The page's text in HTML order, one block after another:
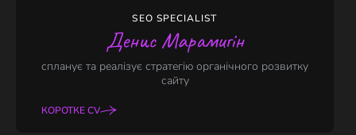
SEO SPECIALIST
Денис Марамигін
спланує та реалізує стратегію органічного розвитку
сайту
КОРОТКЕ CV